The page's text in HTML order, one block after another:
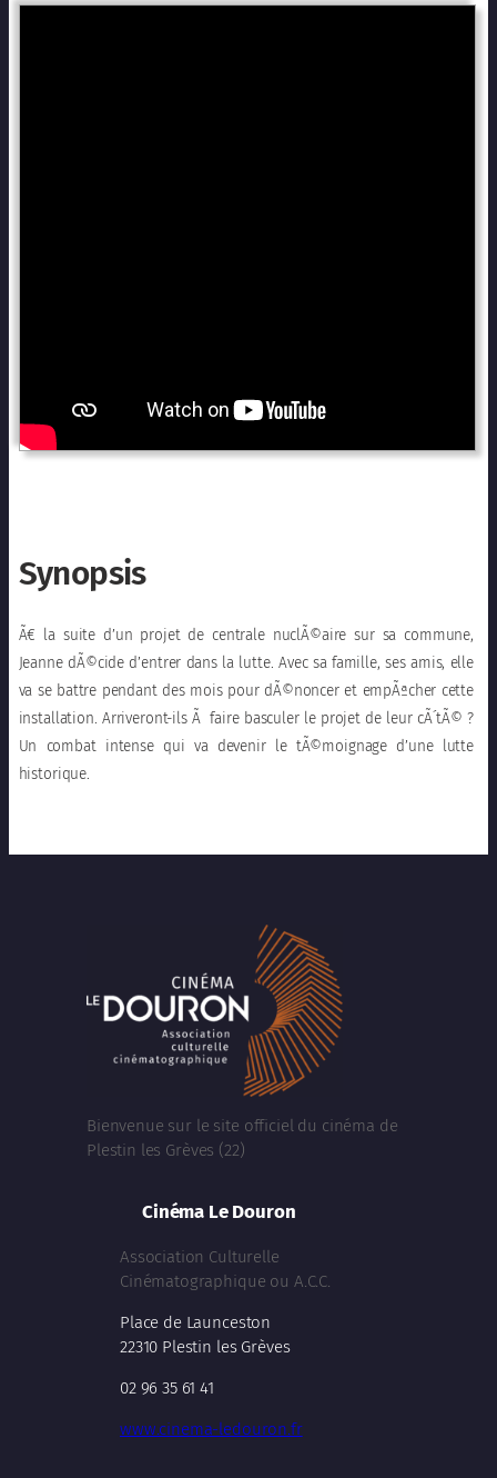
Synopsis
Ã€ la suite d’un projet de centrale nuclÃ©aire sur sa commune,
Jeanne dÃ©cide d’entrer dans la lutte. Avec sa famille, ses amis, elle
va se battre pendant des mois pour dÃ©noncer et empÃªcher cette
installation. Arriveront-ils Ã faire basculer le projet de leur cÃ´tÃ© ?
Un combat intense qui va devenir le tÃ©moignage d’une lutte
historique.
Bienvenue sur le site officiel du cinéma de
Plestin les Grèves (22)
Cinéma Le Douron
Association Culturelle
Cinématographique ou A.C.C.
Place de Launceston
22310 Plestin les Grèves
02 96 35 61 41
www.cinema-ledouron.fr